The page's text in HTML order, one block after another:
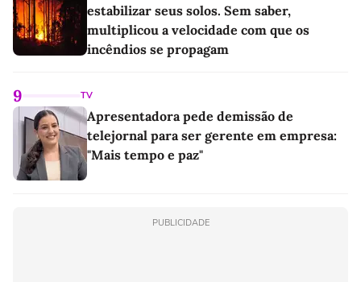
estabilizar seus solos. Sem saber,
multiplicou a velocidade com que os
incêndios se propagam
9 TV
Apresentadora pede demissão de
telejornal para ser gerente em empresa:
"Mais tempo e paz"
PUBLICIDADE